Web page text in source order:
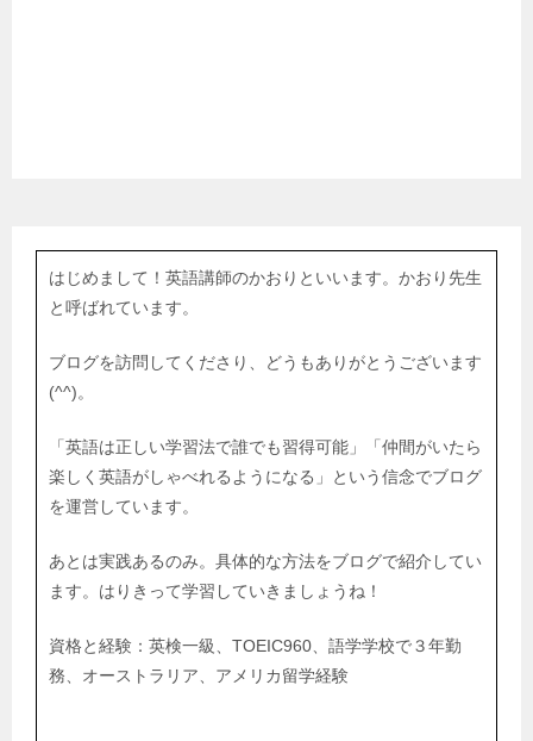
はじめまして！英語講師のかおりといいます。かおり先生
と呼ばれています。
ブログを訪問してくださり、どうもありがとうございます
(^^)。
「英語は正しい学習法で誰でも習得可能」「仲間がいたら
楽しく英語がしゃべれるようになる」という信念でブログ
を運営しています。
あとは実践あるのみ。具体的な方法をブログで紹介してい
ます。はりきって学習していきましょうね！
資格と経験：英検一級、TOEIC960、語学学校で３年勤
務、オーストラリア、アメリカ留学経験